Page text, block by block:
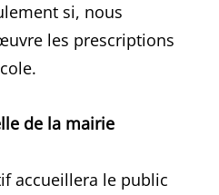
si, nous
les prescriptions
de la mairie
accueillera le public